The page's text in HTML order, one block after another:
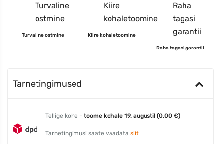
Turvaline ostmine Kiire kohaletoomine
Raha tagasi garantii
Tarnetingimused
Tellige kohe - toome kohale 19. augustil (0,00 €)
Tarnetingimusi saate vaadata siit